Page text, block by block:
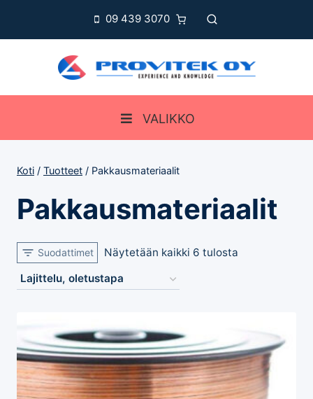
09 439 3070
VALIKKO
Koti / Tuotteet / Pakkausmateriaalit
Pakkausmateriaalit
Suodattimet Näytetään kaikki 6 tulosta